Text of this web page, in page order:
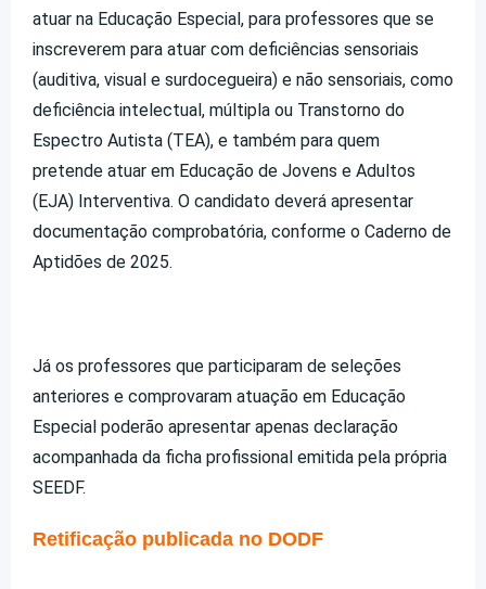
atuar na Educação Especial, para professores que se
inscreverem para atuar com deficiências sensoriais
(auditiva, visual e surdocegueira) e não sensoriais, como
deficiência intelectual, múltipla ou Transtorno do
Espectro Autista (TEA), e também para quem
pretende atuar em Educação de Jovens e Adultos
(EJA) Interventiva. O candidato deverá apresentar
documentação comprobatória, conforme o Caderno de
Aptidões de 2025.
Já os professores que participaram de seleções
anteriores e comprovaram atuação em Educação
Especial poderão apresentar apenas declaração
acompanhada da ficha profissional emitida pela própria
SEEDF.
Retificação publicada no DODF